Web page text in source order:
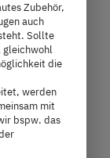
kg
Zubehör,
auch
Sollte
gleichwohl
die
werden
mit
bspw. das